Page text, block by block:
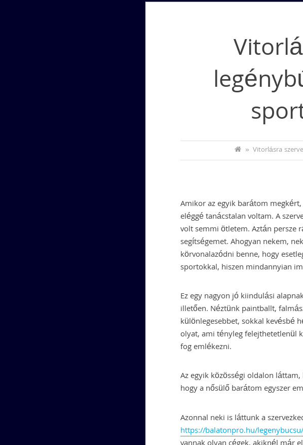
» Vitorlásra
Amikor az egyik barátom
eléggé tanácstalan voltam. A
volt semmi ötletem. Aztán persze
segítségemet. Ahogyan nekem,
körvonalazódni benne, hogy
sportokkal, hiszen mindannyian
Ez egy nagyon jó kiindulási
illetően. Néztünk paintballt,
különlegesebbet, sokkal kevésbé
olyat, ami tényleg felejthetetlenül
fog emlékezni.
Az egyik közösségi oldalon
hogy a nősülő barátom egyszer
Azonnal neki is láttunk a
https://balatonpro.hu/legenybucsu/